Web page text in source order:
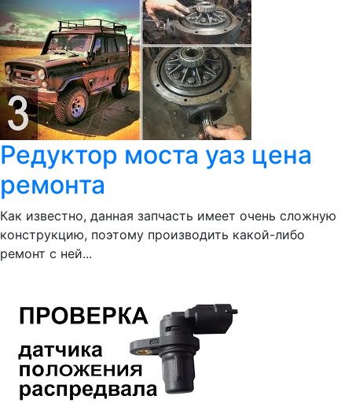
Редуктор моста уаз цена
ремонта
Как известно, данная запчасть имеет очень сложную
конструкцию, поэтому производить какой-либо
ремонт с ней...